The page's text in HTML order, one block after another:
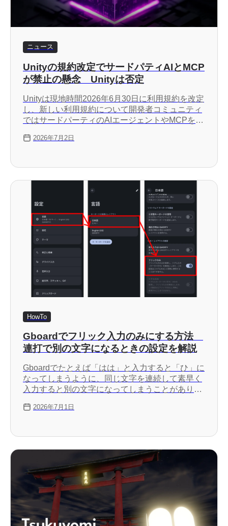
ニュース
Unityの規約改定でサードパティAIとMCP
が禁止の懸念 Unityは否定
Unityは現地時間2026年6月30日に利用規約を改定
し、新しい利用規約について開発者コミュニティ
ではサードパーティのAIエージェントやMCPを利
います。
2026年7月2日
HowTo
Gboardでフリック入力のみにする方法
連打で別の文字になるときの設定を解説
Gboardでたとえば「はは」と入力すると「ひ」に
なってしまうように、同じ文字を連続して素早く
入力すると別の文字になってしまうことがありま
にすることで、同じ文字を素早く入力したときに
2026年7月1日